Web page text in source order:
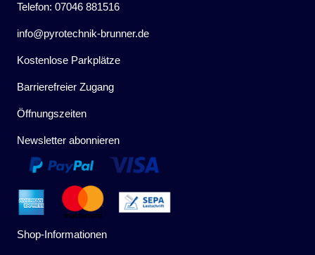
Telefon: 07046 881516
info@pyrotechnik-brunner.de
Kostenlose Parkplätze
Barrierefreier Zugang
Öffnungszeiten
Newsletter abonnieren
Shop-Informationen